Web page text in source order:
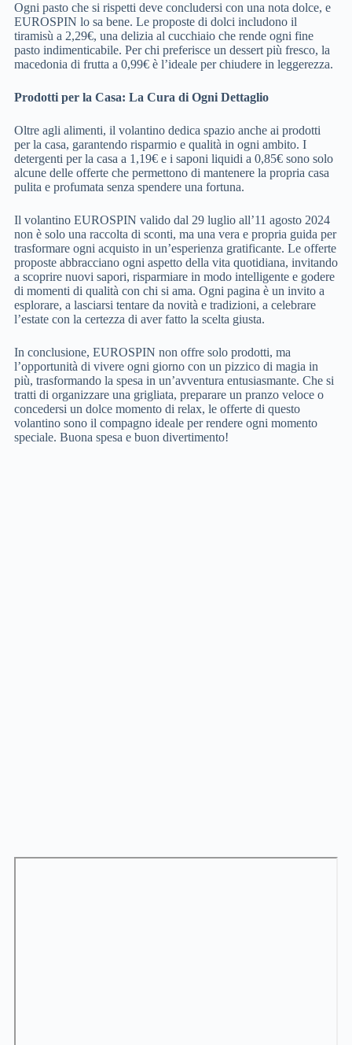
Ogni pasto che si rispetti deve concludersi con una nota dolce, e
EUROSPIN lo sa bene. Le proposte di dolci includono il
tiramisù a 2,29€, una delizia al cucchiaio che rende ogni fine
pasto indimenticabile. Per chi preferisce un dessert più fresco, la
macedonia di frutta a 0,99€ è l’ideale per chiudere in leggerezza.
Prodotti per la Casa: La Cura di Ogni Dettaglio
Oltre agli alimenti, il volantino dedica spazio anche ai prodotti
per la casa, garantendo risparmio e qualità in ogni ambito. I
detergenti per la casa a 1,19€ e i saponi liquidi a 0,85€ sono solo
alcune delle offerte che permettono di mantenere la propria casa
pulita e profumata senza spendere una fortuna.
Il volantino EUROSPIN valido dal 29 luglio all’11 agosto 2024
non è solo una raccolta di sconti, ma una vera e propria guida per
trasformare ogni acquisto in un’esperienza gratificante. Le offerte
proposte abbracciano ogni aspetto della vita quotidiana, invitando
a scoprire nuovi sapori, risparmiare in modo intelligente e godere
di momenti di qualità con chi si ama. Ogni pagina è un invito a
esplorare, a lasciarsi tentare da novità e tradizioni, a celebrare
l’estate con la certezza di aver fatto la scelta giusta.
In conclusione, EUROSPIN non offre solo prodotti, ma
l’opportunità di vivere ogni giorno con un pizzico di magia in
più, trasformando la spesa in un’avventura entusiasmante. Che si
tratti di organizzare una grigliata, preparare un pranzo veloce o
concedersi un dolce momento di relax, le offerte di questo
volantino sono il compagno ideale per rendere ogni momento
speciale. Buona spesa e buon divertimento!